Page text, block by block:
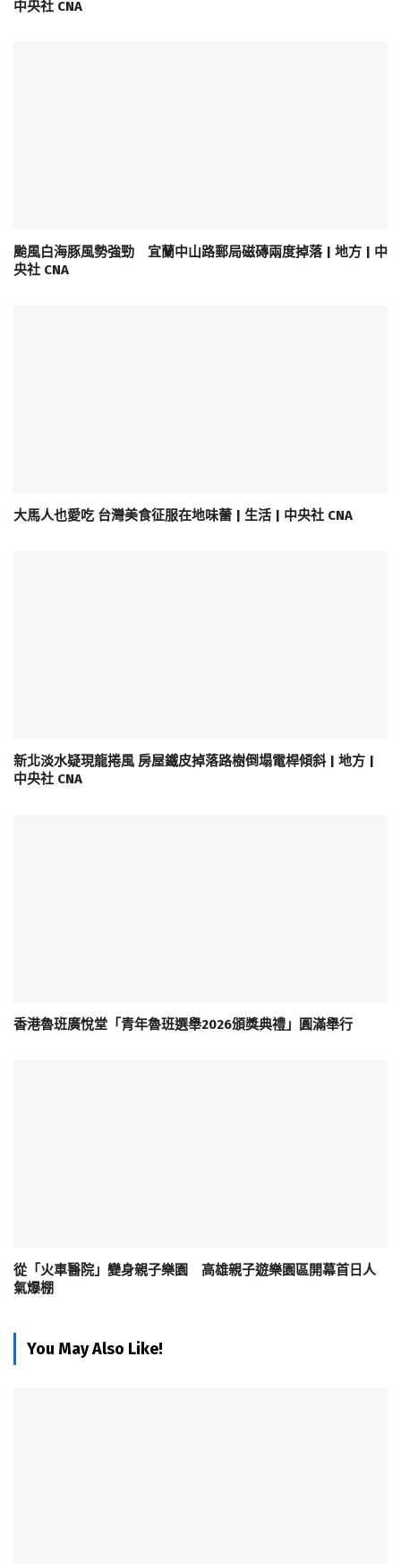
中央社 CNA
颱風白海豚風勢強勁 宜蘭中山路郵局磁磚兩度掉落 | 地方 | 中
央社 CNA
大馬人也愛吃 台灣美食征服在地味蕾 | 生活 | 中央社 CNA
新北淡水疑現龍捲風 房屋鐵皮掉落路樹倒塌電桿傾斜 | 地方 |
中央社 CNA
香港魯班廣悅堂「青年魯班選舉2026頒獎典禮」圓滿舉行
從「火車醫院」變身親子樂園 高雄親子遊樂園區開幕首日人
氣爆棚
You May Also Like!